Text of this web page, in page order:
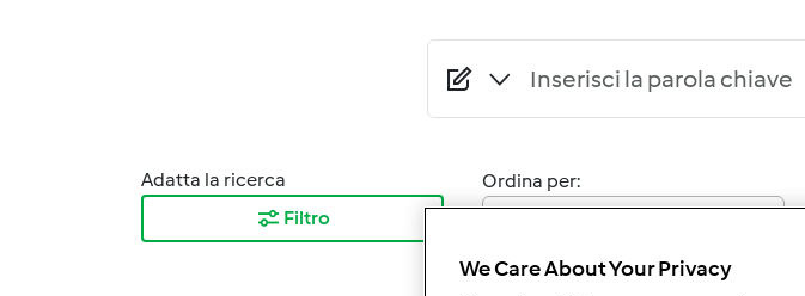
Adatta la ricerca
Filtro
Ordina per:
We Care About Your Privacy